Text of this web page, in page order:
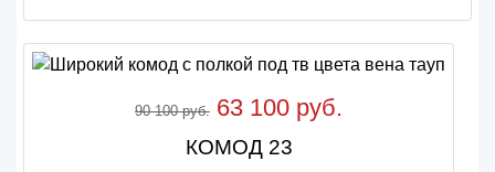
90 100 руб. 63 100 руб.
КОМОД 23